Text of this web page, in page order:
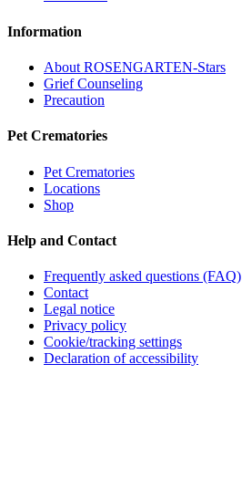
Information
About ROSENGARTEN-Stars
Grief Counseling
Precaution
Pet Crematories
Pet Crematories
Locations
Shop
Help and Contact
Frequently asked questions (FAQ)
Contact
Legal notice
Privacy policy
Cookie/tracking settings
Declaration of accessibility